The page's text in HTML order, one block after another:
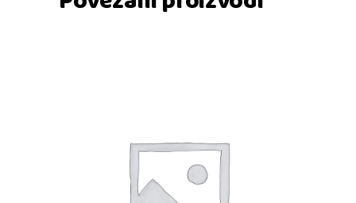
Dodaj u košaricu